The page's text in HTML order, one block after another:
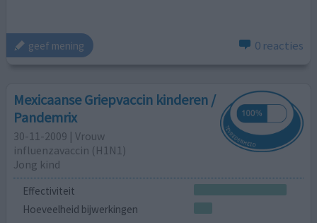
geef mening 0 reacties
Mexicaanse Griepvaccin kinderen /
Pandemrix
30-11-2009 | Vrouw
influenzavaccin (H1N1)
Jong kind
Effectiviteit
Hoeveelheid bijwerkingen